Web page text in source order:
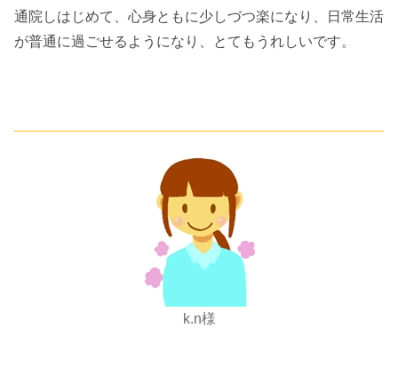
通院しはじめて、心身ともに少しづつ楽になり、日常生活
が普通に過ごせるようになり、とてもうれしいです。
k.n様